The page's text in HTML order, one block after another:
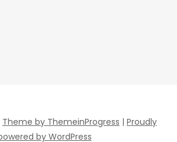
Theme by ThemeinProgress | Proudly
by WordPress